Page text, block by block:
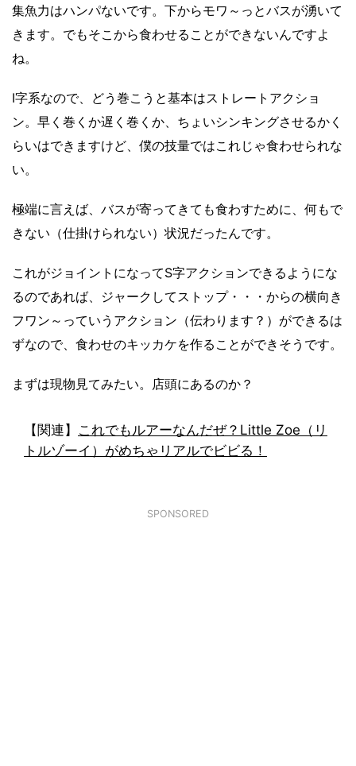
集魚力はハンパないです。下からモワ～っとバスが湧いて
きます。でもそこから食わせることができないんですよ
ね。
I字系なので、どう巻こうと基本はストレートアクショ
ン。早く巻くか遅く巻くか、ちょいシンキングさせるかく
らいはできますけど、僕の技量ではこれじゃ食わせられな
い。
極端に言えば、バスが寄ってきても食わすために、何もで
きない（仕掛けられない）状況だったんです。
これがジョイントになってS字アクションできるようにな
るのであれば、ジャークしてストップ・・・からの横向き
フワン～っていうアクション（伝わります？）ができるは
ずなので、食わせのキッカケを作ることができそうです。
まずは現物見てみたい。店頭にあるのか？
【関連】 これでもルアーなんだぜ？Little Zoe（リ
トルゾーイ）がめちゃリアルでビビる！
SPONSORED